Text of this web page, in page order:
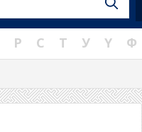
Р С Т У Ү Ф